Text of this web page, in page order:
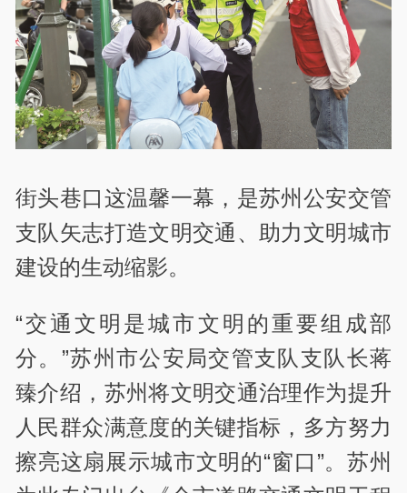
街头巷口这温馨一幕，是苏州公安交管
支队矢志打造文明交通、助力文明城市
建设的生动缩影。
“交通文明是城市文明的重要组成部
分。”苏州市公安局交管支队支队长蒋
臻介绍，苏州将文明交通治理作为提升
人民群众满意度的关键指标，多方努力
擦亮这扇展示城市文明的“窗口”。苏州